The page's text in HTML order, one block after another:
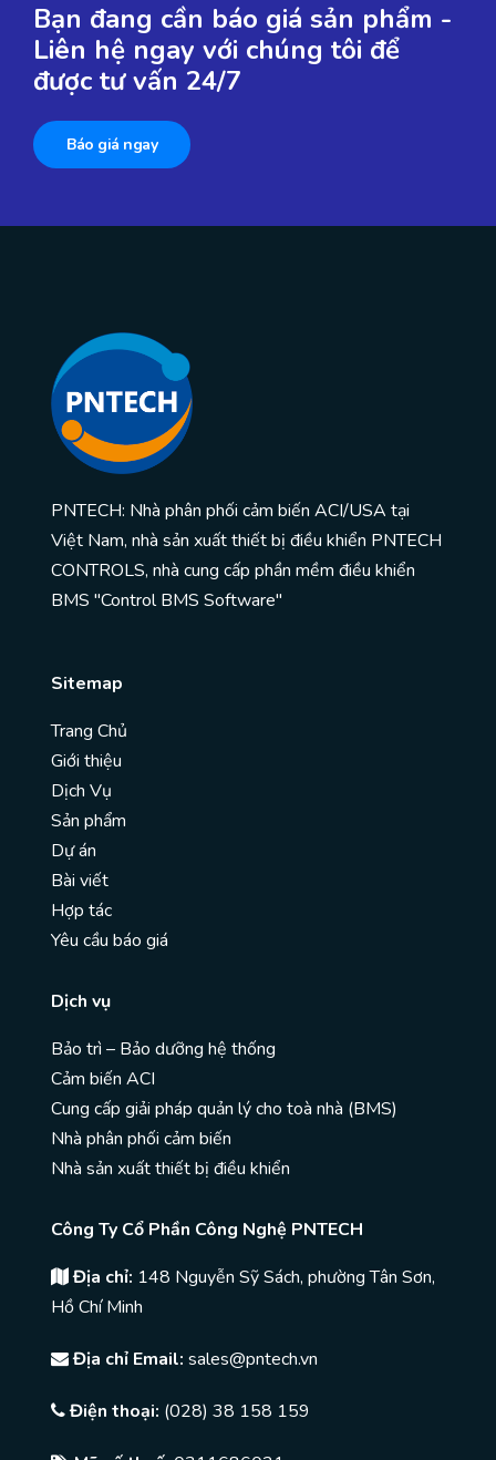
Bạn đang cần báo giá sản phẩm -
Liên hệ ngay với chúng tôi để
được tư vấn 24/7
Báo giá ngay
PNTECH: Nhà phân phối cảm biến ACI/USA tại
Việt Nam, nhà sản xuất thiết bị điều khiển PNTECH
CONTROLS, nhà cung cấp phần mềm điều khiển
BMS "Control BMS Software"
Sitemap
Trang Chủ
Giới thiệu
Dịch Vụ
Sản phẩm
Dự án
Bài viết
Hợp tác
Yêu cầu báo giá
Dịch vụ
Bảo trì – Bảo dưỡng hệ thống
Cảm biến ACI
Cung cấp giải pháp quản lý cho toà nhà (BMS)
Nhà phân phối cảm biến
Nhà sản xuất thiết bị điều khiển
Công Ty Cổ Phần Công Nghệ PNTECH
Địa chỉ: 148 Nguyễn Sỹ Sách, phường Tân Sơn,
Hồ Chí Minh
Địa chỉ Email: sales@pntech.vn
Điện thoại: (028) 38 158 159